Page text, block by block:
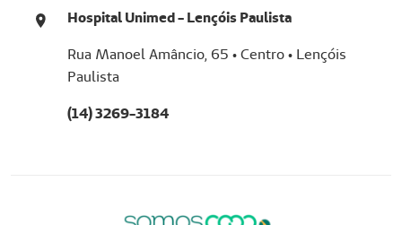
Hospital Unimed - Lençóis Paulista
Rua Manoel Amâncio, 65 • Centro • Lençóis
Paulista
(14) 3269-3184